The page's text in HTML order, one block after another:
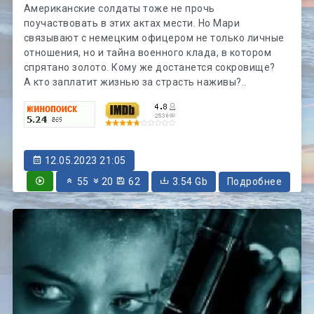
Американские солдаты тоже не прочь
поучаствовать в этих актах мести. Но Мари
связывают с немецким офицером не только личные
отношения, но и тайна военного клада, в котором
спрятано золото. Кому же достанется сокровище?
А кто заплатит жизнью за страсть наживы?..
12.05.2023 21:05
55
20 62 3.54 Gb Подробнее